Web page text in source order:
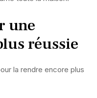
une
réussie
la rendre encore plus